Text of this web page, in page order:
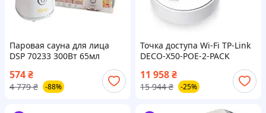
Паровая сауна для лица
DSР 70233 300Вт 65мл
покупка шоп.
574₴
4 779 ₴ -88%
Точка доступа Wi-Fi TP-Link
DECO-X50-POE-2-PACK
11 958₴
15 944 ₴ -25%